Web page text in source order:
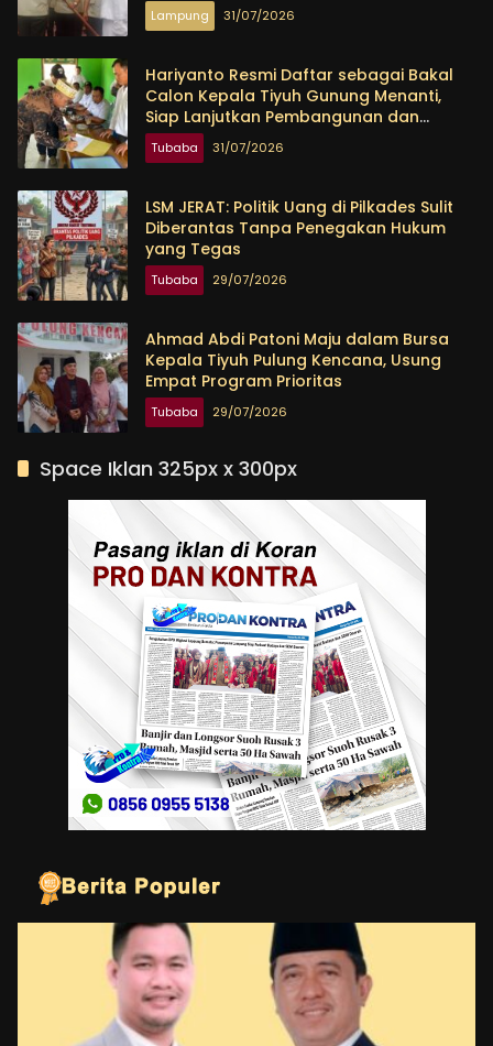
Lampung 31/07/2026
Hariyanto Resmi Daftar sebagai Bakal
Calon Kepala Tiyuh Gunung Menanti,
Siap Lanjutkan Pembangunan dan
Tingkatkan Kesejahteraan Warga
Tubaba 31/07/2026
LSM JERAT: Politik Uang di Pilkades Sulit
Diberantas Tanpa Penegakan Hukum
yang Tegas
Tubaba 29/07/2026
Ahmad Abdi Patoni Maju dalam Bursa
Kepala Tiyuh Pulung Kencana, Usung
Empat Program Prioritas
Tubaba 29/07/2026
Space Iklan 325px x 300px